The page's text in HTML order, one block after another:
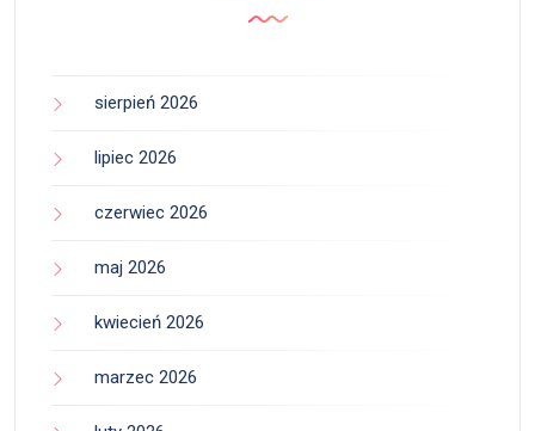
sierpień 2026
lipiec 2026
czerwiec 2026
maj 2026
kwiecień 2026
marzec 2026